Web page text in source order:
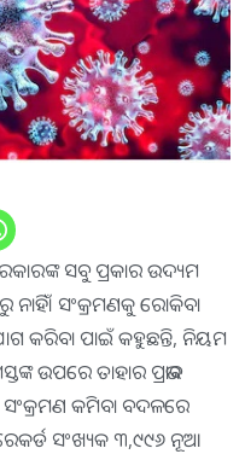
ସବୁ ପ୍ରକାର ଉଦ୍ୟମ
ନାହିଁ। ସଂକ୍ରମଣକୁ ରୋକିବା
କରିବା ପାଇଁ କହୁଛନ୍ତି, ନିୟମ
ଉପରେ ତାହାର ପ୍ରଭାବ
କମିବା ବଦଳରେ
ସଂଖ୍ୟକ ୩,୯୯୬ ନୂଆ